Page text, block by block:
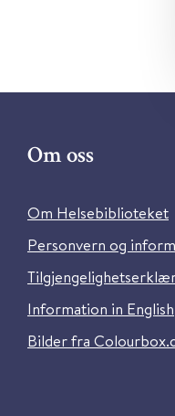
Om oss
Om Helsebiblioteket
Personvern og
Information in English
Bilder fra